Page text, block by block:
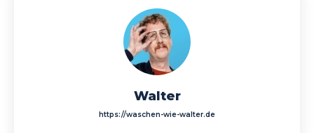
Walter
https://waschen-wie-walter.de